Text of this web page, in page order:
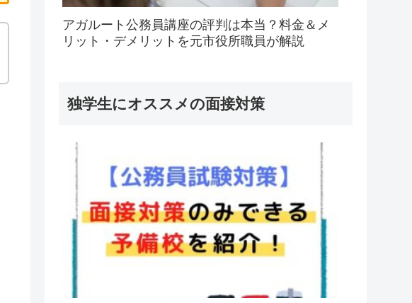
アガルート公務員講座の評判は本当？料金＆メ
リット・デメリットを元市役所職員が解説
独学生にオススメの面接対策